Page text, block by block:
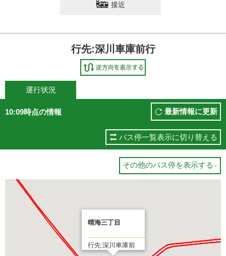
接近
行先:深川車庫前行
運行状況
10:09時点の情報 最新情報に更新
バス停一覧表示に切り替える
その他のバス停を表示する 
晴海三丁目
行先:深川車庫前